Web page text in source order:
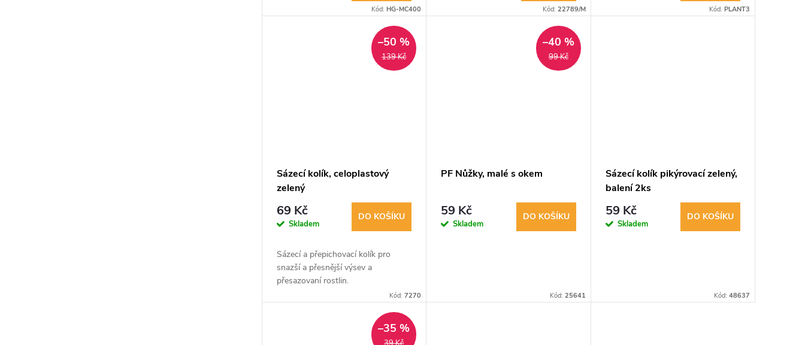
Kód:HG-MC400 Kód: 22789/M Kód: PLANT3
139 Kč
–50 %
Sázecí kolík, celoplastový
zelený
69 Kč
Skladem
DO KOŠÍKU
Sázecí a přepichovací kolík pro
snazší a přesnější výsev a
přesazovaní rostlin.
Kód:7270
99 Kč
–40 %
PF Nůžky, malé s okem
59 Kč
Skladem
DO KOŠÍKU
Kód: 25641
Sázecí kolík pikýrovací zelený,
balení 2ks
59 Kč
Skladem
DO KOŠÍKU
Kód: 48637
–35 %